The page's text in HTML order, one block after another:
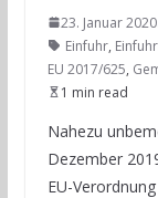
23. Januar 2020
Einfuhr,
EU 2017/625,
1 min read
Nahezu
Dezember
EU-